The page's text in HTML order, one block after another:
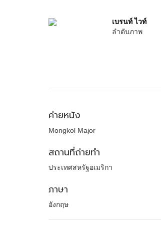
เบรนท์ ไวท์
ลำดับภาพ
ค่ายหนัง
Mongkol Major
สถานที่ถ่ายทำ
ประเทศสหรัฐอเมริกา
ภาษา
อังกฤษ